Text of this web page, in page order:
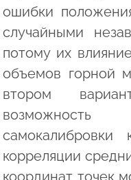
ошибки
случайными
потому их
объемов горной
втором
корреляции
координат точек